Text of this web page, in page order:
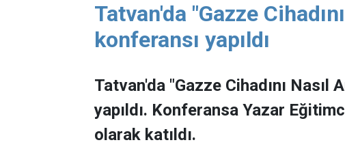
Tatvan'da "Gazze
konferansı yapıldı
Tatvan'da "Gazze Cihadını Nasıl
yapıldı. Konferansa Yazar
olarak katıldı.